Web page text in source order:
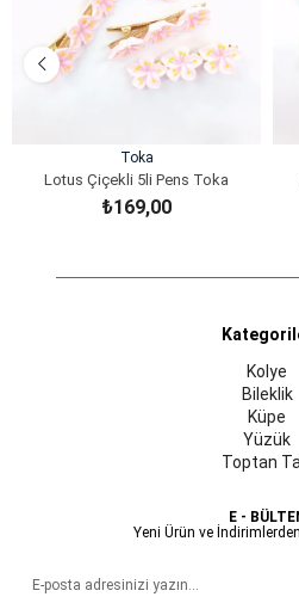
Toka
Lotus Çiçekli 5li Pens Toka
₺169,00
Kolye
Bileklik
Küpe
Yüzük
Toptan
E -
Yeni Ürün ve